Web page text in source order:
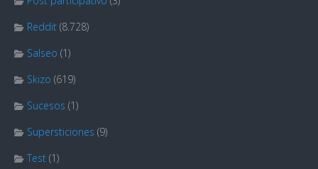
Reddit (8.728)
Salseo (1)
Skizo (619)
Sucesos (1)
Supersticiones (9)
Test (1)